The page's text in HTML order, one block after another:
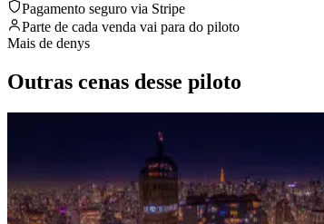
Pagamento seguro via Stripe
Parte de cada venda vai para do piloto
Mais de denys
Outras cenas desse piloto